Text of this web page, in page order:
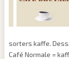
sorters kaffe.
Café Normale =